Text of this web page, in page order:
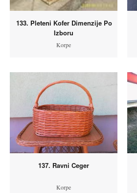
133. Pleteni Kofer Dimenzije Po
Izboru
Korpe
137. Ravni Ceger
Korpe